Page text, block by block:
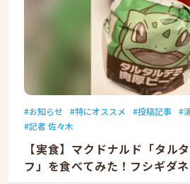
お知らせ 特にオススメ 投稿記事
記者 佐々木
【実食】マクドナルド「タル
フ」を食べてみた！フシギダ